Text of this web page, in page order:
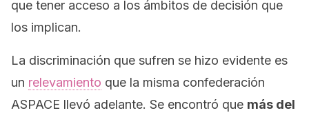
que tener acceso a los ámbitos de decisión que
los implican.
La discriminación que sufren se hizo evidente es
un relevamiento que la misma confederación
ASPACE llevó adelante. Se encontró que más del